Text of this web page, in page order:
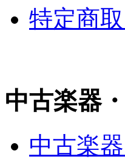
特定商
中古楽器
中古楽